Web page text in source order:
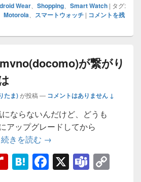
ff
M
P
a
g
e
n
a
e
b
o
m
s
y
Li
k
Wear Shopping Smart Watch | タグ:
Motorola スマートウォッチ | コメントを残
が繋がり
たま)が投稿 — コメントはありません ↓
ならないんだけど、どうも
アップグレードしてから
続きを読む 【Android5】
→
R H F X T